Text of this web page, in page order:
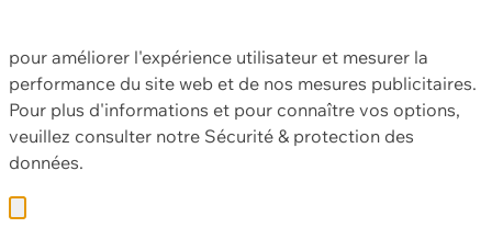
pour améliorer l'expérience utilisateur et mesurer la
performance du site web et de nos mesures publicitaires.
Pour plus d'informations et pour connaître vos options,
veuillez consulter notre Sécurité & protection des
données.